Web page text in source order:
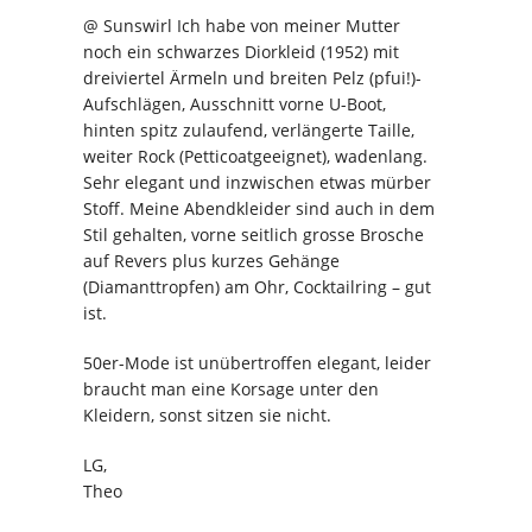
@ Sunswirl Ich habe von meiner Mutter
noch ein schwarzes Diorkleid (1952) mit
dreiviertel Ärmeln und breiten Pelz (pfui!)-
Aufschlägen, Ausschnitt vorne U-Boot,
hinten spitz zulaufend, verlängerte Taille,
weiter Rock (Petticoatgeeignet), wadenlang.
Sehr elegant und inzwischen etwas mürber
Stoff. Meine Abendkleider sind auch in dem
Stil gehalten, vorne seitlich grosse Brosche
auf Revers plus kurzes Gehänge
(Diamanttropfen) am Ohr, Cocktailring – gut
ist.
50er-Mode ist unübertroffen elegant, leider
braucht man eine Korsage unter den
Kleidern, sonst sitzen sie nicht.
LG,
Theo